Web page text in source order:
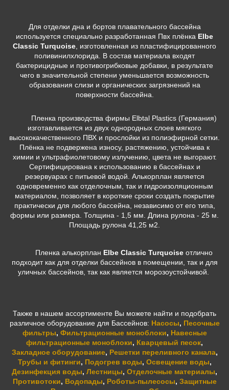
Для отделки дна и бортов плавательного бассейна
используется специально разработанная Пвх плёнка Elbe
Classic Turquoise, изготовленная из пластифицированного
поливинилхлорида. В состав материала входят
бактерицидные и противогрибковые добавки, в результате
чего в значительной степени уменьшается возможность
образования слизи и органических загрязнений на
поверхности бассейна.
Пленка производства фирмы Elbtal Plastics (Германия)
изготавливается из двух однородных слоев мягкого
высококачественного ПВХ и прослойки из полиэфирной сетки.
Плёнка не подвержена износу, растяжению, устойчива к
химии и ультрафиолетовому излучению, цвета не выгорают.
Сертифицирована к использованию в бассейнах и
резервуарах с питьевой водой. Алькорплан является
одновременно как отделочным, так и гидроизоляционным
материалом, позволяет в короткие сроки создать покрытие
практически для любого бассейна, независимо от его типа,
формы или размера. Толщина - 1,5 мм. Длина рулона - 25 м.
Площадь рулона 41,25 м2.
Пленка алькорплан Elbe Classic Turquoise отлично
подходит как для отделки бассейнов в помещении, так и для
уличных бассейнов, так как является морозоустойчивой.
Также в нашем ассортименте Вы можете найти и подобрать
различное оборудование для Бассейнов: Насосы, Песочные
фильтры, Фильтрационные моноблоки, Навесные
фильтрационные моноблоки, Кварцевый песок,
Закладное оборудование, Решетки переливного канала,
Трубы и фитинги, Подогрев воды, Освещение воды,
Дезинфекция воды, Лестницы, Отделочные материалы,
Противотоки, Водопады, Роботы-пылесосы, Защитные